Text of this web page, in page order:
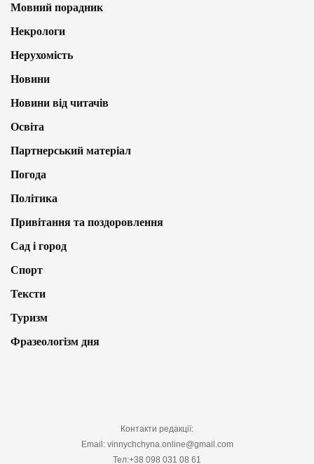
Мовний порадник
Некрологи
Нерухомість
Новини
Новини від читачів
Освіта
Партнерський матеріал
Погода
Політика
Привітання та поздоровлення
Сад і город
Спорт
Тексти
Туризм
Фразеологізм дня
Контакти редакції:
Email: vinnychchyna.online@gmail.com
Тел:+38 098 031 08 61